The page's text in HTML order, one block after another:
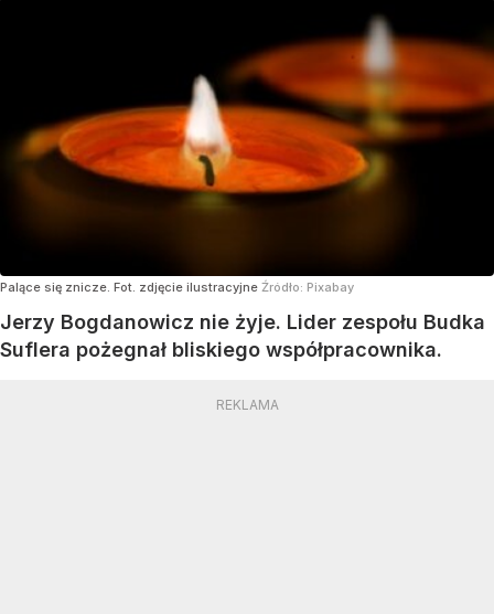
Palące się znicze. Fot. zdjęcie ilustracyjne Źródło: Pixabay
Jerzy Bogdanowicz nie żyje. Lider zespołu Budka
Suflera pożegnał bliskiego współpracownika.